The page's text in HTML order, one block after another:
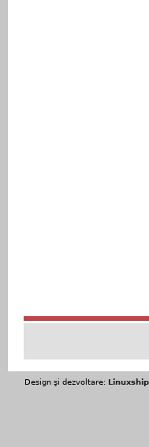
Design şi dezvoltare: Linuxship